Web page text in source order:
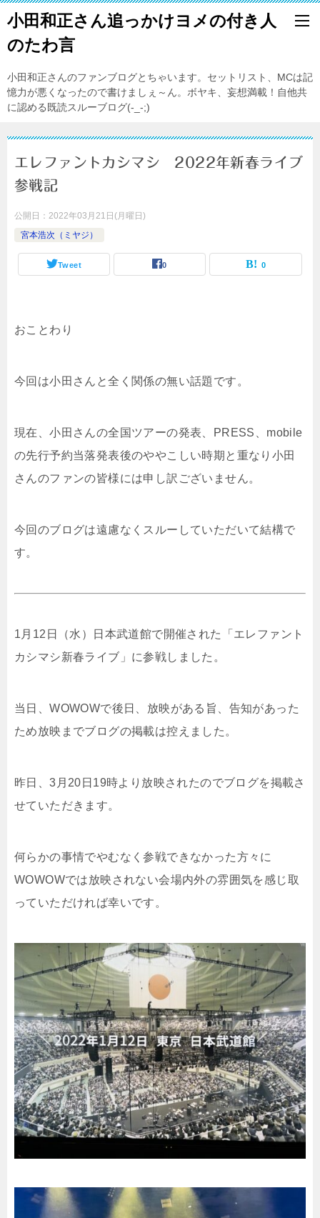
小田和正さん追っかけヨメの付き人
のたわ言
小田和正さんのファンブログとちゃいます。セットリスト、MCは記
憶力が悪くなったので書けましぇ～ん。ボヤキ、妄想満載！自他共
に認める既読スルーブログ(-_-;)
エレファントカシマシ 2022年新春ライブ
参戦記
公開日： 2022年03月21日(月曜日)
宮本浩次（ミヤジ）
Tweet 0 0
おことわり
今回は小田さんと全く関係の無い話題です。
現在、小田さんの全国ツアーの発表、PRESS、mobile
の先行予約当落発表後のややこしい時期と重なり小田
さんのファンの皆様には申し訳ございません。
今回のブログは遠慮なくスルーしていただいて結構で
す。
1月12日（水）日本武道館で開催された「エレファント
カシマシ新春ライブ」に参戦しました。
当日、WOWOWで後日、放映がある旨、告知があった
ため放映までブログの掲載は控えました。
昨日、3月20日19時より放映されたのでブログを掲載さ
せていただきます。
何らかの事情でやむなく参戦できなかった方々に
WOWOWでは放映されない会場内外の雰囲気を感じ取
っていただければ幸いです。